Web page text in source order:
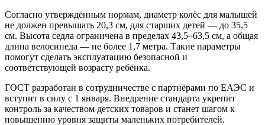
Согласно утверждённым нормам, диаметр колёс для малышей
не должен превышать 20,3 см, для старших детей — до 35,5
см. Высота седла ограничена в пределах 43,5–63,5 см, а общая
длина велосипеда — не более 1,7 метра. Такие параметры
помогут сделать эксплуатацию безопасной и
соответствующей возрасту ребёнка.
ГОСТ разработан в сотрудничестве с партнёрами по ЕАЭС и
вступит в силу с 1 января. Внедрение стандарта укрепит
контроль за качеством детских товаров и станет шагом к
повышению уровня защиты маленьких потребителей.